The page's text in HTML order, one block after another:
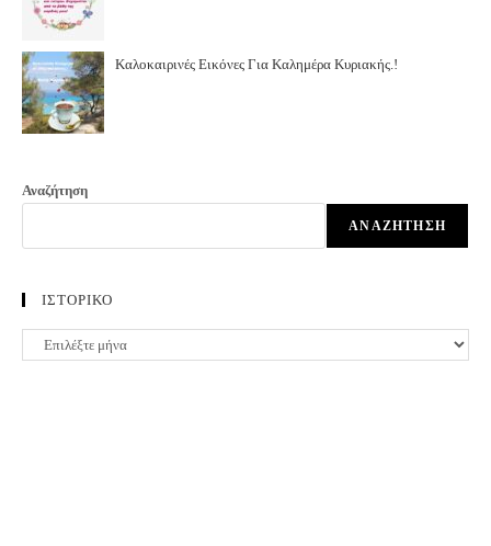
Καλοκαιρινές Εικόνες Για Καλημέρα Κυριακής.!
Αναζήτηση
ΑΝΑΖΉΤΗΣΗ
ΙΣΤΟΡΙΚΟ
ΙΣΤΟΡΙΚΟ